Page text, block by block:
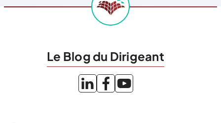
Le Blog du Dirigeant